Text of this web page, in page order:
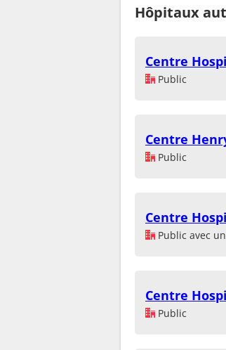
Hôpitaux
Centre
Public
Centre
Public
Centre
Public avec
Centre
Public